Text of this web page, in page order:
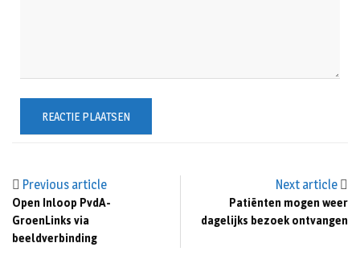
Previous article
Open Inloop PvdA-
GroenLinks via
beeldverbinding
Next article
Patiënten mogen weer
dagelijks bezoek ontvangen